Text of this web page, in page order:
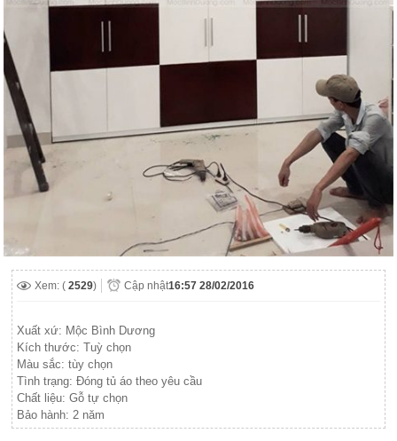
Xem: ( 2529) Cập nhật16:57 28/02/2016
Xuất xứ: Mộc Bình Dương
Kích thước: Tuỳ chọn
Màu sắc: tùy chọn
Tình trạng: Đóng tủ áo theo yêu cầu
Chất liệu: Gỗ tự chọn
Bảo hành: 2 năm